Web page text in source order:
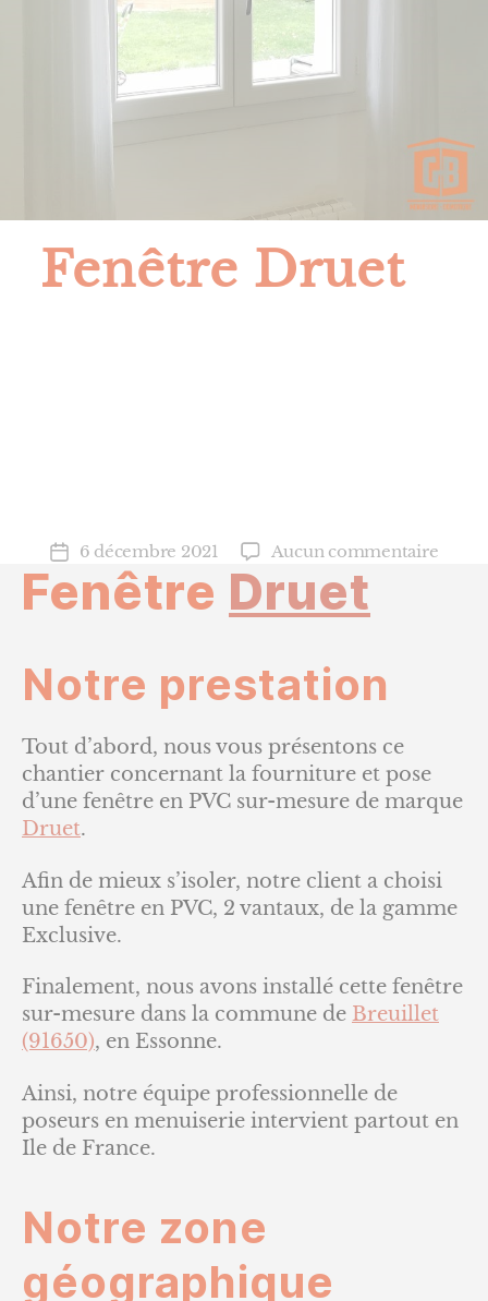
Fenêtre Druet
Date
l’article
6 décembre 2021 Aucun commentairesur
Fenêtre Druet
Notre prestation
Tout d’abord, nous vous présentons ce
chantier concernant la fourniture et pose
d’une fenêtre en PVC sur-mesure de marque
Druet.
Afin de mieux s’isoler, notre client a choisi
une fenêtre en PVC, 2 vantaux, de la gamme
Exclusive.
Finalement, nous avons installé cette fenêtre
sur-mesure dans la commune de Breuillet
(91650), en Essonne.
Ainsi, notre équipe professionnelle de
poseurs en menuiserie intervient partout en
Ile de France.
Notre zone
géographique